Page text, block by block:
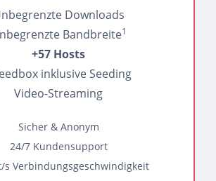
Downloads
Bandbreite1
+57 Hosts
inklusive Seeding
Video-Streaming
Sicher & Anonym
24/7 Kundensupport
s Verbindungsgeschwindigkeit